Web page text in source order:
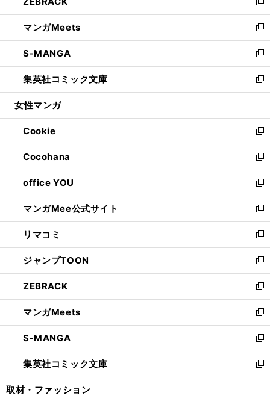
開
く
ド
ウ
で
開
く
ィ
ン
ド
ウ
で
開
く
い
ウ
ィ
ン
ド
ウ
で
開
新
し
い
ウ
ィ
ン
ド
ウ
開
く
マンガMeets
新
し
い
ウ
ィ
ン
ウ
で
開
く
S-MANGA
新
し
い
ウ
ン
ド
ウ
で
開
く
集英社コミック文庫
新
し
ウ
ィ
ン
ド
ウ
で
開
く
女性マンガ
Cookie
新
し
い
ウ
ィ
ン
ド
ウ
で
開
く
Cocohana
新
し
い
ウ
ィ
ン
ド
ウ
で
開
く
office YOU
新
し
い
ウ
ィ
ン
ド
ウ
で
開
く
マンガMee公式サイト
新
し
い
ウ
ィ
ン
ド
ウ
で
開
く
リマコミ
新
し
い
ウ
ィ
ン
ド
ウ
で
開
く
ジャンプTOON
新
し
い
ウ
ィ
ン
ド
ウ
で
開
ZEBRACK
新
し
い
ウ
ィ
ン
ド
ウ
マンガMeets
新
し
い
ウ
ィ
ン
S-MANGA
新
し
い
ウ
集英社コミック文庫
新
し
取材・ファッション